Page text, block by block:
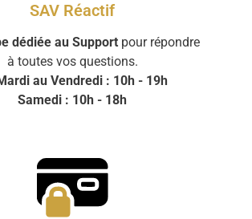
SAV Réactif
dédiée au Support pour répondre
à toutes vos questions.
au Vendredi : 10h - 19h
Samedi : 10h - 18h